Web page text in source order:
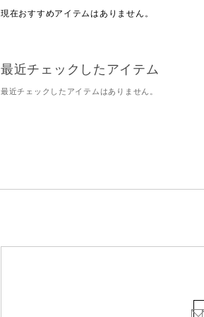
現在おすすめアイテムはありません。
最近チェックしたアイテム
最近チェックしたアイテムはありません。